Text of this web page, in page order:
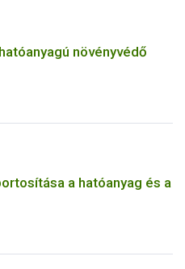
növényvédő
a hatóanyag és a